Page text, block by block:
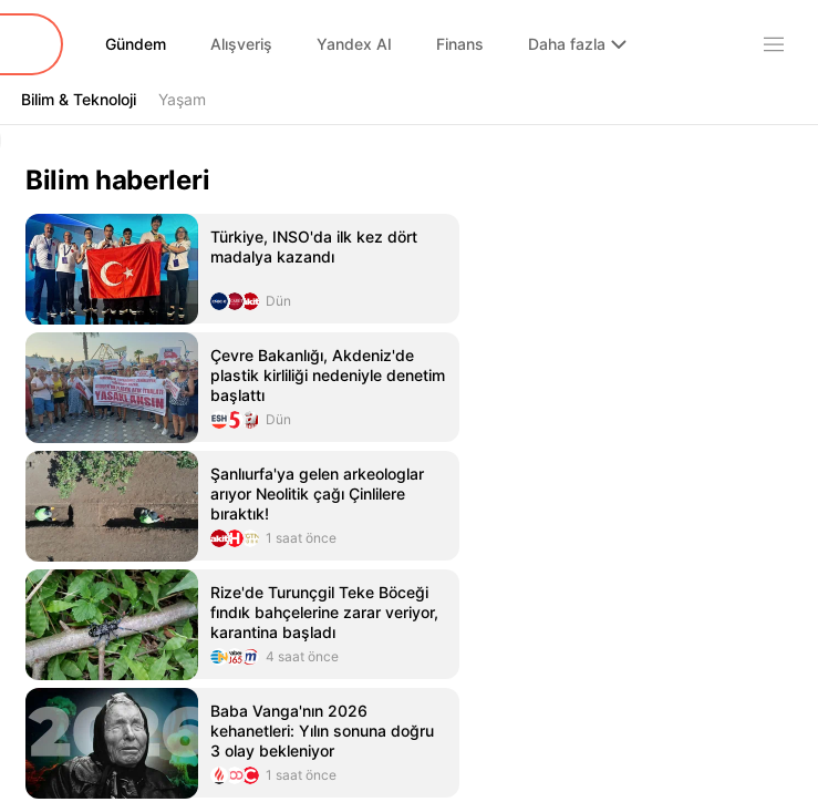
Gündem
Gündem Alışveriş Yandex AI Finans Daha fazla
Bilim & Teknoloji
Bilim & Teknoloji Yaşam
Bilim haberleri
Türkiye, INSO'da ilk kez dört
madalya kazandı
Dün
Çevre Bakanlığı, Akdeniz'de
plastik kirliliği nedeniyle denetim
başlattı
Dün
Şanlıurfa'ya gelen arkeologlar
arıyor Neolitik çağı Çinlilere
bıraktık!
1 saat önce
Rize'de Turunçgil Teke Böceği
fındık bahçelerine zarar veriyor,
karantina başladı
4 saat önce
Baba Vanga'nın 2026
kehanetleri: Yılın sonuna doğru
3 olay bekleniyor
1 saat önce